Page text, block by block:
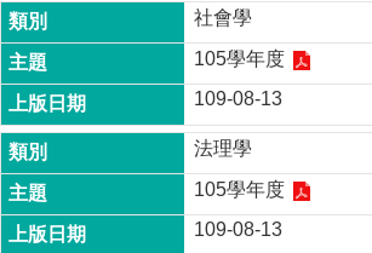
社會學
105學年度
109-08-13
法理學
105學年度
109-08-13